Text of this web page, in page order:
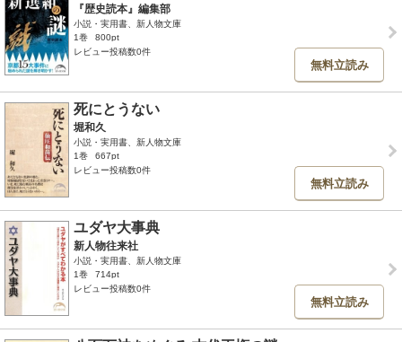
『歴史読本』編集部
小説・実用書、新人物文庫
1巻
800pt
レビュー投稿数0件
無料立読み
死にとうない
堀和久
小説・実用書、新人物文庫
1巻
667pt
レビュー投稿数0件
無料立読み
ユダヤ大事典
新人物往来社
小説・実用書、新人物文庫
1巻
714pt
レビュー投稿数0件
無料立読み